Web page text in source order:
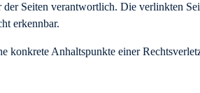
Seiten verantwortlich. Die verlinkten
erkennbar.
konkrete Anhaltspunkte einer